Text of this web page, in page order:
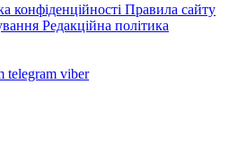
конфіденційності Правила сайту
Редакційна політика
telegram viber